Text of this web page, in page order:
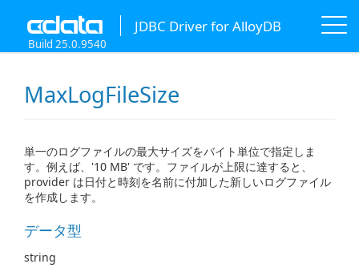
JDBC Driver for AlloyDB
Build 25.0.9540
MaxLogFileSize
単一のログファイルの最大サイズをバイト単位で指定しま
す。例えば、'10 MB' です。ファイルが上限に達すると、
provider は日付と時刻を名前に付加した新しいログファイル
を作成します。
データ型
string